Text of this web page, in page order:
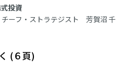
投資
チーフ・ストラテジスト 芳賀沼 千
(６頁)